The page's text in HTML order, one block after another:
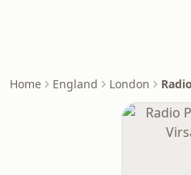
Home England London